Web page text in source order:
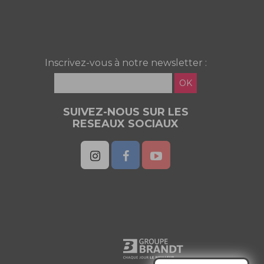
Inscrivez-vous à notre newsletter :
OK
SUIVEZ-NOUS SUR LES
RESEAUX SOCIAUX